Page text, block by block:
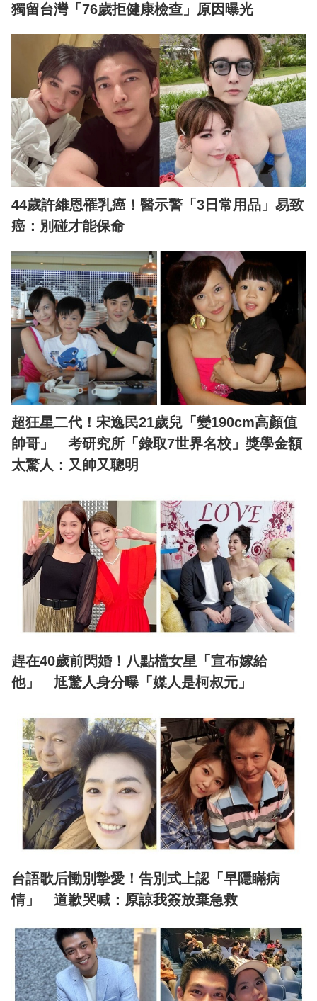
獨留台灣「76歲拒健康檢查」原因曝光
44歲許維恩罹乳癌！醫示警「3日常用品」易致
癌：別碰才能保命
超狂星二代！宋逸民21歲兒「變190cm高顏值
帥哥」 考研究所「錄取7世界名校」獎學金額
太驚人：又帥又聰明
趕在40歲前閃婚！八點檔女星「宣布嫁給
他」 尪驚人身分曝「媒人是柯叔元」
台語歌后慟別摯愛！告別式上認「早隱瞞病
情」 道歉哭喊：原諒我簽放棄急救